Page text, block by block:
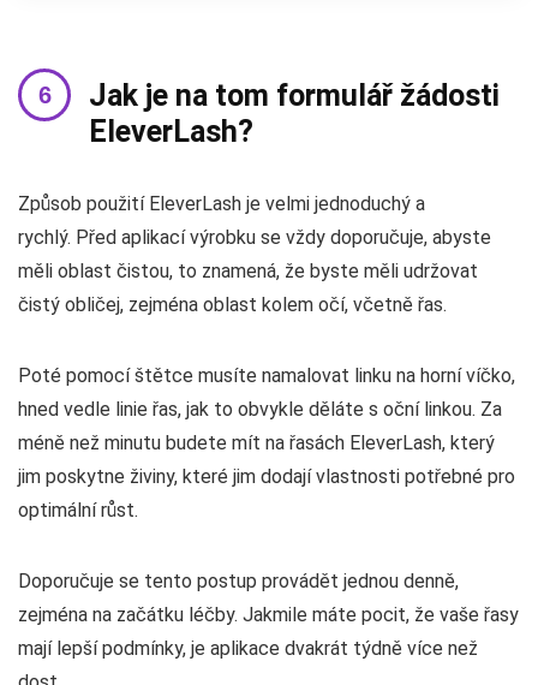
Jak je na tom formulář žádosti
EleverLash?
Způsob použití EleverLash je velmi jednoduchý a
rychlý. Před aplikací výrobku se vždy doporučuje, abyste
měli oblast čistou, to znamená, že byste měli udržovat
čistý obličej, zejména oblast kolem očí, včetně řas.
Poté pomocí štětce musíte namalovat linku na horní víčko,
hned vedle linie řas, jak to obvykle děláte s oční linkou. Za
méně než minutu budete mít na řasách EleverLash, který
jim poskytne živiny, které jim dodají vlastnosti potřebné pro
optimální růst.
Doporučuje se tento postup provádět jednou denně,
zejména na začátku léčby. Jakmile máte pocit, že vaše řasy
mají lepší podmínky, je aplikace dvakrát týdně více než